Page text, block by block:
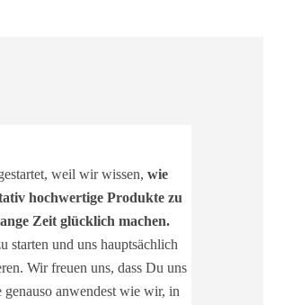
weil wir wissen, wie
hochwertige Produkte zu
Zeit glücklich machen.
starten und uns hauptsächlich
Wir freuen uns, dass Du uns
genauso anwendest wie wir, in